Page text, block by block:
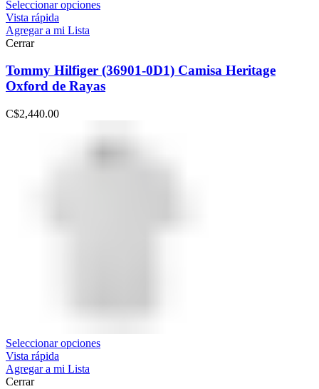
Seleccionar opciones
Vista rápida
Agregar a mi Lista
Cerrar
Tommy Hilfiger (36901-0D1) Camisa Heritage
Oxford de Rayas
C$2,440.00
Seleccionar opciones
Vista rápida
Agregar a mi Lista
Cerrar